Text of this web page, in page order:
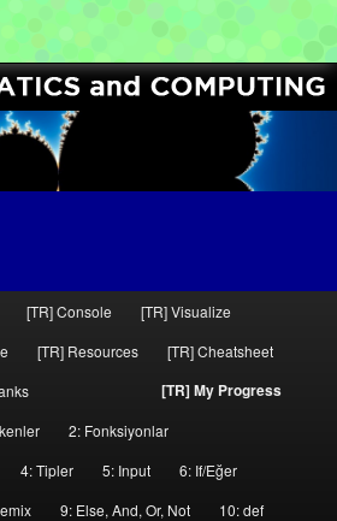
[01000011 01010011 01000011]
[TR] Console
[TR] Visualize
[TR] Resources
[TR] Cheatsheet
[TR] My Progress
2: Fonksiyonlar
4: Tipler 5: Input
6: If/Eğer
9: Else, And, Or, Not
10: def
Science Circles